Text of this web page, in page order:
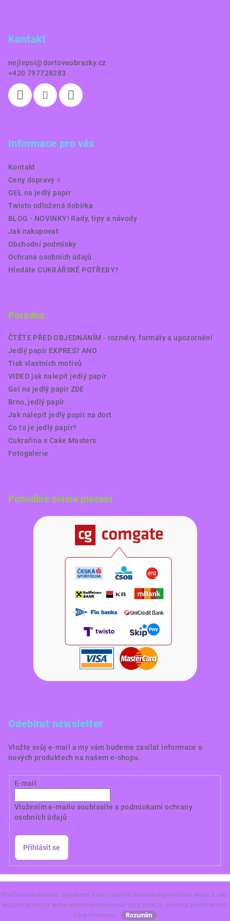
Používáme cookies, abychom Vám umožnili pohodlné prohlížení webu a díky
analýze provozu webu neustále zlepšovali jeho funkce, výkon a použitelnost.
Více informací
Rozumím
Kontakt
nejlepsi@dortoveobrazky.cz
+420 797728283
Informace pro vás
Kontakt
Ceny dopravy ⚡️
GEL na jedlý papír
Twisto odložená dobírka
BLOG - NOVINKY! Rady, tipy a návody
Jak nakupovat
Obchodní podmínky
Ochrana osobních údajů
Hledáte CUKRÁŘSKÉ POTŘEBY?
Poradna
ČTĚTE PŘED OBJEDNÁNÍM - rozměry, formáty a upozornění
Jedlý papír EXPRES? ANO
Tisk vlastních motivů
VIDEO jak nalepit jedlý papír
Gel na jedlý papír ZDE
Brno, jedlý papír
Jak nalepit jedlý papír na dort
Co to je jedlý papír?
Cukrařina s Cake Masters
Fotogalerie
Pohodlné online placení
Odebírat newsletter
Vložte svůj e-mail a my vám budeme zasílat informace o
nových produktech na našem e-shopu.
E-mail
Vložením e-mailu souhlasíte s podmínkami ochrany
osobních údajů
Přihlásit se
vyhrazena.
Vytvořil Shoptet Premium